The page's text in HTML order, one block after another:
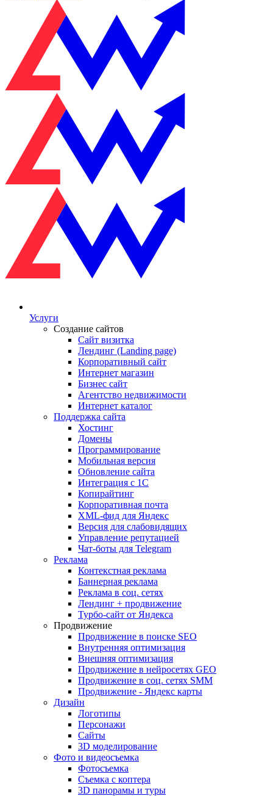
Услуги
Создание сайтов
Сайт визитка
Лендинг (Landing page)
Корпоративный сайт
Интернет магазин
Бизнес сайт
Агентство недвижимости
Интернет каталог
Поддержка сайта
Хостинг
Домены
Программирование
Мобильная версия
Обновление сайта
Интеграция с 1С
Копирайтинг
Корпоративная почта
XML-фид для Яндекс
Версия для слабовидящих
Управление репутацией
Чат-боты для Telegram
Реклама
Контекстная реклама
Баннерная реклама
Реклама в соц. сетях
Лендинг + продвижение
Турбо-сайт от Яндекса
Продвижение
Продвижение в поиске SEO
Внутренняя оптимизация
Внешняя оптимизация
Продвижение в нейросетях GEO
Продвижение в соц. сетях SMM
Продвижение - Яндекс карты
Дизайн
Логотипы
Персонажи
Сайты
3D моделирование
Фото и видеосъемка
Фотосъемка
Съемка с коптера
3D панорамы и туры